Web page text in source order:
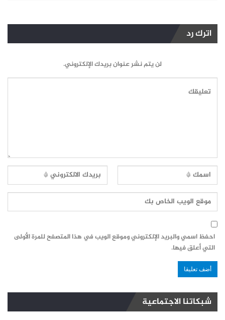
اترك رد
لن يتم نشر عنوان بريدك الإلكتروني.
احفظ اسمي والبريد الإلكتروني وموقع الويب في هذا المتصفح للمرة الأولى
التي أعلق فيها.
شبكاتنا الاجتماعية